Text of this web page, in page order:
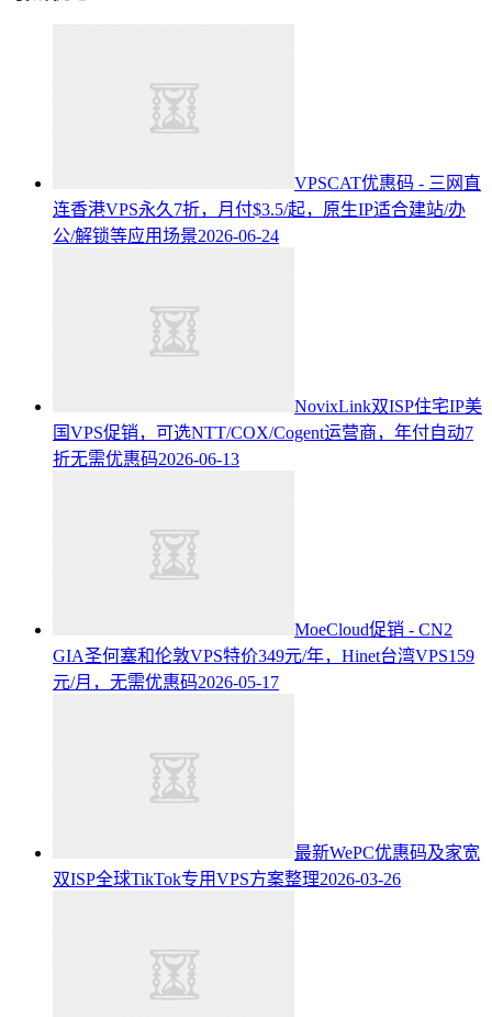
VPSCAT优惠码 - 三网直
连香港VPS永久7折，月付$3.5/起，原生IP适合建站/办
公/解锁等应用场景2026-06-24
NovixLink双ISP住宅IP美
国VPS促销，可选NTT/COX/Cogent运营商，年付自动7
折无需优惠码2026-06-13
MoeCloud促销 - CN2
GIA圣何塞和伦敦VPS特价349元/年，Hinet台湾VPS159
元/月，无需优惠码2026-05-17
最新WePC优惠码及家宽
双ISP全球TikTok专用VPS方案整理2026-03-26